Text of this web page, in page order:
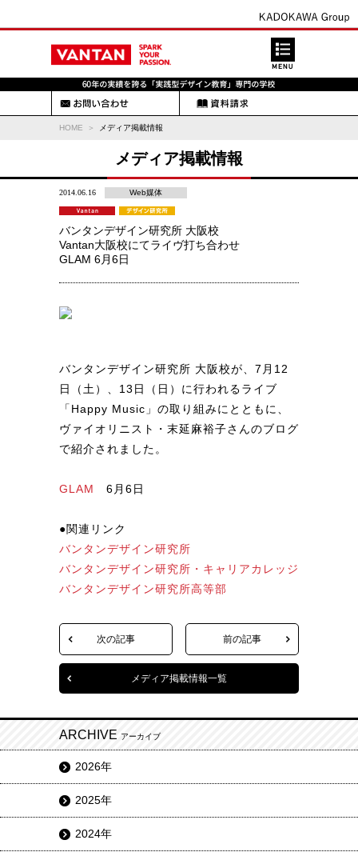
HOME メディア掲載情報
メディア掲載情報
2014.06.16 Web媒体
バンタンデザイン研究所 大阪校
Vantan大阪校にてライヴ打ち合わせ
GLAM 6月6日
バンタンデザイン研究所 大阪校が、7月12
日（土）、13日（日）に行われるライブ
「Happy Music」の取り組みにとともに、
ヴァイオリニスト・末延麻裕子さんのブログ
で紹介されました。
GLAM 6月6日
●関連リンク
バンタンデザイン研究所
バンタンデザイン研究所・キャリアカレッジ
バンタンデザイン研究所高等部
次の記事 前の記事
メディア掲載情報一覧
ARCHIVE アーカイブ
2026年
2025年
2024年